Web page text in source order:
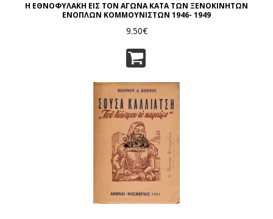
Η ΕΘΝΟΦΥΛΑΚΗ ΕΙΣ ΤΟΝ ΑΓΩΝΑ ΚΑΤΑ ΤΩΝ ΞΕΝΟΚΙΝΗΤΩΝ
ΕΝΟΠΛΩΝ ΚΟΜΜΟΥΝΙΣΤΩΝ 1946- 1949
9.50€